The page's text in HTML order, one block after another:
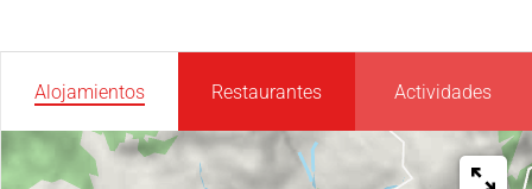
Alojamientos Restaurantes Actividades